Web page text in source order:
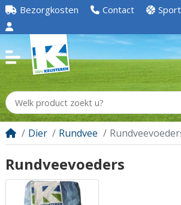
Bezorgkosten Contact
Dier Rundvee
Rundveevoeders